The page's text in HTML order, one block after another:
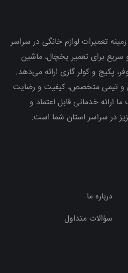
تعمیرات لوازم خانگی در سراسر
برای تعمیر یخچال، ماشین
پکیج و کولر گازی ارائه می‌دهد.
و تیمی متخصص، کیفیت و رضایت
ارائه خدماتی قابل اعتماد و
در سراسر استان شما است.
درباره ما
سؤالات متداول